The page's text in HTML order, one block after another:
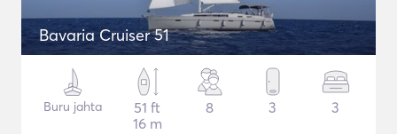
Bavaria Cruiser 51
Buru jahta
51 ft
16 m
8 3 3